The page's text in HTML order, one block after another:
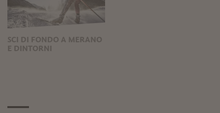
SCI DI FONDO A MERANO
E DINTORNI